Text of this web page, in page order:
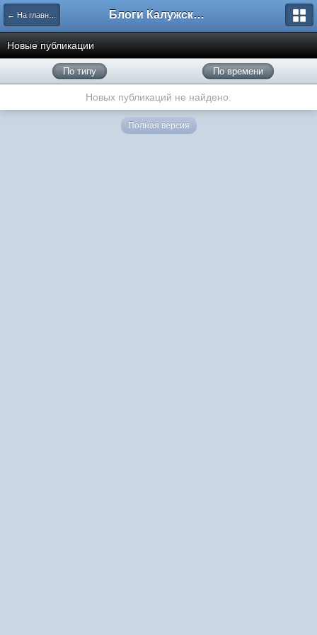
← На главную Блоги Калужского перекрестка
Новые публикации
По типу По времени
Новых публикаций не найдено.
Полная версия